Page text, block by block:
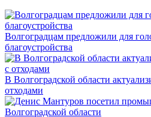
Волгоградцам предложили для
благоустройства
В Волгоградской области
отходами